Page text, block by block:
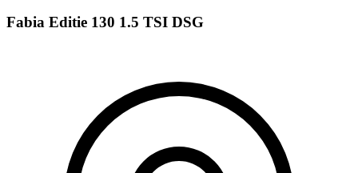
Fabia Editie 130 1.5 TSI DSG